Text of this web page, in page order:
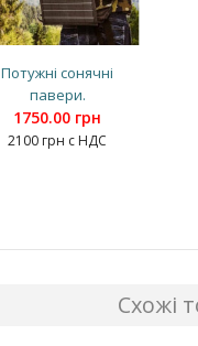
Потужні сонячні
павери.
1750.00 грн
2100 грн с НДС
Схожі